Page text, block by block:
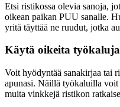
Etsi ristikossa olevia sanoja,
oikean paikan PUU sanalle.
yritä täyttää ne ruudut, jotka
Käytä oikeita työkaluja
Voit hyödyntää sanakirjaa tai
apunasi. Näillä työkaluilla voit
muita vinkkejä ristikon